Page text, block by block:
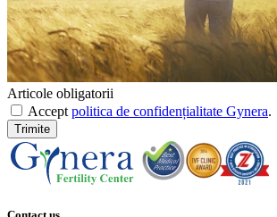
Articole obligatorii
Accept politica de confidențialitate Gynera.
Trimite